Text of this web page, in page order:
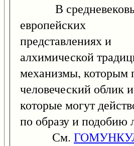
В
европейских
представлениях и
алхимической
механизмы, которым
человеческий облик и
которые могут
по образу и подобию
См.